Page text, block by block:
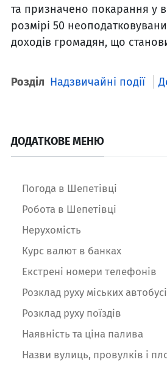
та призначено покарання у
розмірі 50
доходів громадян, що
Розділ Надзвичайні події
ДОДАТКОВЕ МЕНЮ
Погода в Шепетівці
Робота в Шепетівці
Нерухомість
Курс валют в банках
Екстрені номери телефонів
Розклад руху міських
Розклад руху поїздів
Наявність та ціна палива
Назви вулиць, провулків і